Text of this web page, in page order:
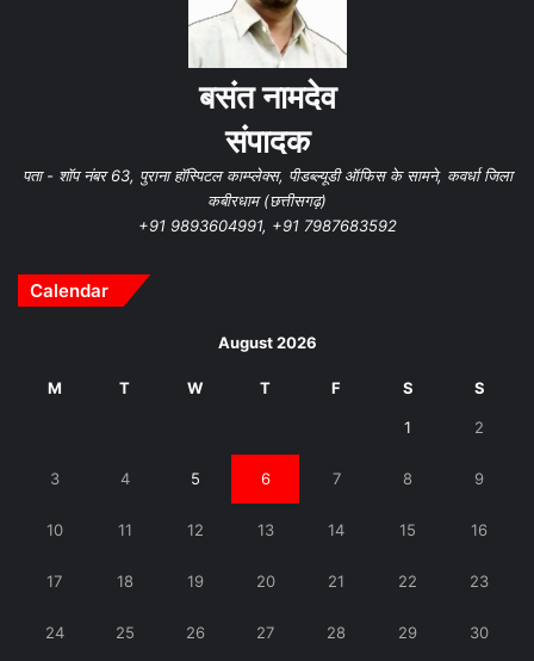
बसंत नामदेव
संपादक
पता - शॉप नंबर 63, पुराना हॉस्पिटल काम्प्लेक्स, पीडब्ल्यूडी ऑफिस के सामने, कवर्धा जिला
कबीरधाम (छत्तीसगढ़)
+91 9893604991, +91 7987683592
Calendar
August 2026
M T W T F S S
1 2
3 4 5 6 7 8 9
10 11 12 13 14 15 16
17 18 19 20 21 22 23
24 25 26 27 28 29 30